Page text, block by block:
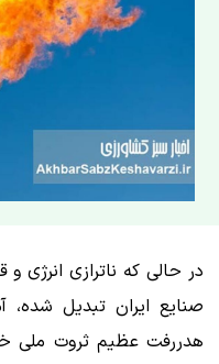
در حالی که ناترازی
صنایع ایران تبدیل شده،